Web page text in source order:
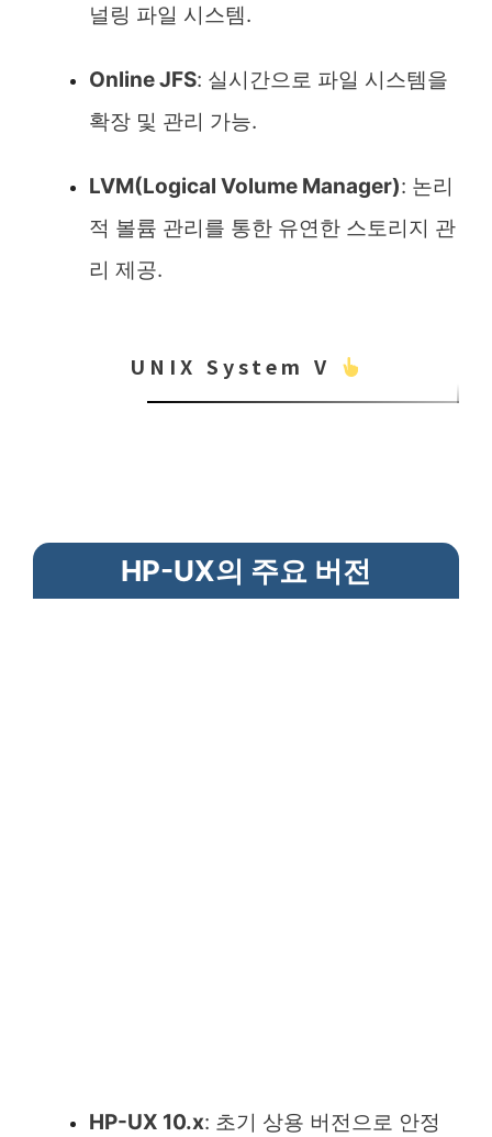
널링 파일 시스템.
Online JFS: 실시간으로 파일 시스템을
확장 및 관리 가능.
LVM(Logical Volume Manager): 논리
적 볼륨 관리를 통한 유연한 스토리지 관
리 제공.
UNIX System V
HP-UX의 주요 버전
HP-UX 10.x: 초기 상용 버전으로 안정